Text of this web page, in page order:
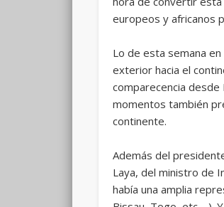
europeos y africanos
Lo de esta semana
exterior hacia el
comparecencia desde
momentos también
continente.
Además del
Laya, del ministro de
había una amplia